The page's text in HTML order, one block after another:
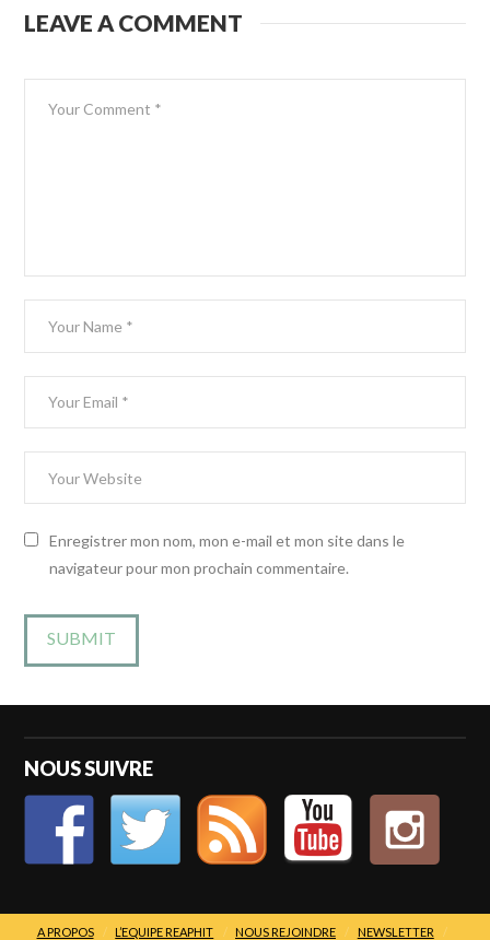
LEAVE A COMMENT
Enregistrer mon nom, mon e-mail et mon site dans le
navigateur pour mon prochain commentaire.
NOUS SUIVRE
A PROPOS L’EQUIPE REAPHIT NOUS REJOINDRE
NEWSLETTER